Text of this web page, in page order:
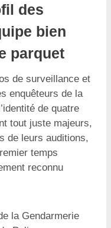
des
bien
parquet
de surveillance et
enquêteurs de la
de quatre
tout juste majeurs,
de leurs auditions,
temps
reconnu
la Gendarmerie